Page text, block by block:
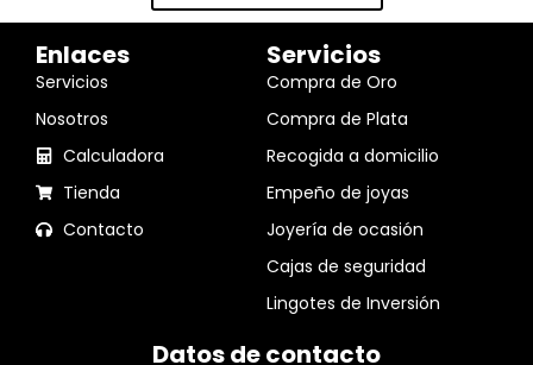
Enlaces
Servicios
Nosotros
Calculadora
Tienda
Contacto
Servicios
Compra de Oro
Compra de Plata
Recogida a domicilio
Empeño de joyas
Joyería de ocasión
Cajas de seguridad
Lingotes de Inversión
Datos de contacto